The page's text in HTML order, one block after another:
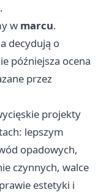
w marcu.
decydują o
późniejsza ocena
przez
projekty
lepszym
opadowych,
czynnych, walce
estetyki i